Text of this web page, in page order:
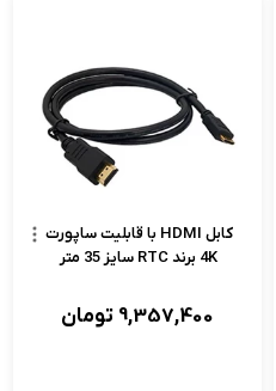
کابل HDMI با قابلیت ساپورت
4K برند RTC سایز 35 متر
9,357,400 تومان